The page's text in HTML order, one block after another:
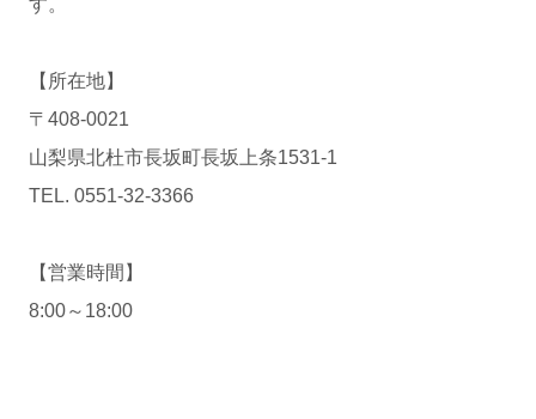
す。
【所在地】
〒408-0021
山梨県北杜市長坂町長坂上条1531-1
TEL. 0551-32-3366
【営業時間】
8:00～18:00